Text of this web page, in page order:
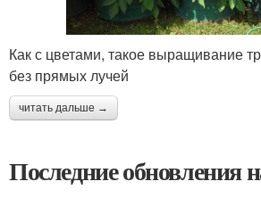
Как с цветами, такое выращивание
без прямых лучей
читать дальше →
Последние обновления